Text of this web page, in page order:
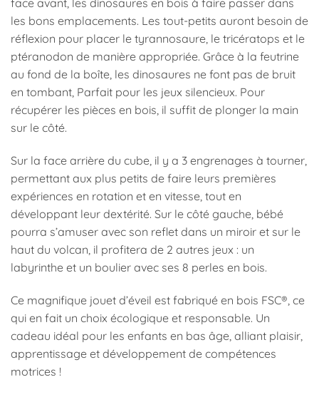
les bons emplacements. Les tout-petits auront besoin de
réflexion pour placer le tyrannosaure, le tricératops et le
ptéranodon de manière appropriée. Grâce à la feutrine
au fond de la boîte, les dinosaures ne font pas de bruit
en tombant, Parfait pour les jeux silencieux. Pour
récupérer les pièces en bois, il suffit de plonger la main
sur le côté.
Sur la face arrière du cube, il y a 3 engrenages à tourner,
permettant aux plus petits de faire leurs premières
expériences en rotation et en vitesse, tout en
développant leur dextérité. Sur le côté gauche, bébé
pourra s’amuser avec son reflet dans un miroir et sur le
haut du volcan, il profitera de 2 autres jeux : un
labyrinthe et un boulier avec ses 8 perles en bois.
Ce magnifique jouet d’éveil est fabriqué en bois FSC®, ce
qui en fait un choix écologique et responsable. Un
cadeau idéal pour les enfants en bas âge, alliant plaisir,
apprentissage et développement de compétences
motrices !